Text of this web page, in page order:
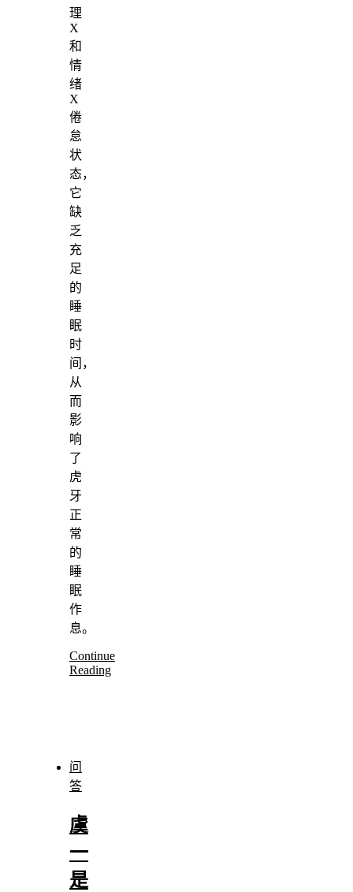
理
X
和
情
绪
X
倦
怠
状
态，
它
缺
乏
充
足
的
睡
眠
时
间，
从
而
影
响
了
虎
牙
正
常
的
睡
眠
作
息。
Continue
Reading
问
答
虞
一
是